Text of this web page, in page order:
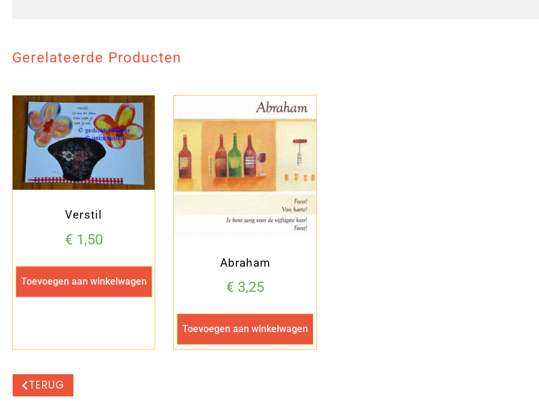
Gerelateerde Producten
Verstil
€1,50
Toevoegen aan winkelwagen
Abraham
€ 3,25
Toevoegen aan winkelwagen
TERUG